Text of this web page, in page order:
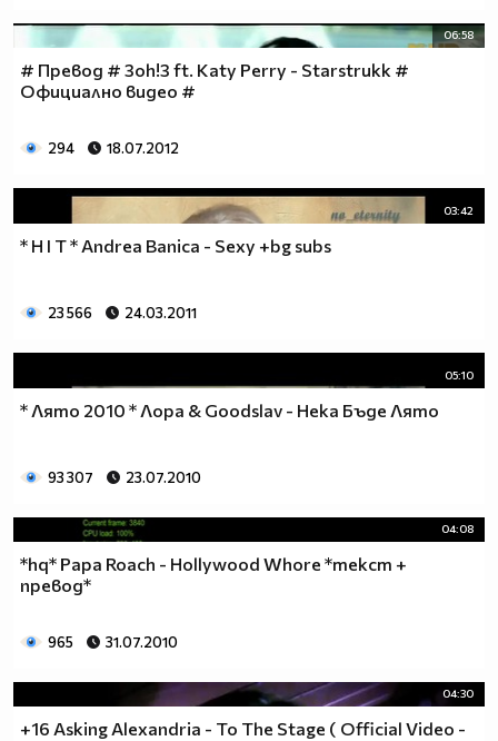
06:58
# Превод # 3oh!3 ft. Katy Perry - Starstrukk #
Официално видео #
294 18.07.2012
03:42
* H I T * Andrea Banica - Sexy +bg subs
23 566 24.03.2011
05:10
* Лято 2010 * Лора & Goodslav - Нека Бъде Лято
93 307 23.07.2010
04:08
*hq* Papa Roach - Hollywood Whore *текст +
превод*
965 31.07.2010
04:30
+16 Asking Alexandria - To The Stage ( Official Video -